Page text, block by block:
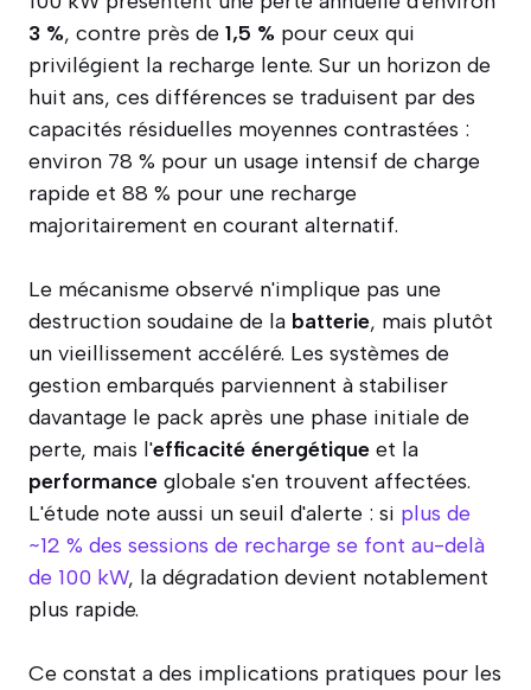
3 %, contre près de 1,5 % pour ceux qui
privilégient la recharge lente. Sur un horizon de
huit ans, ces différences se traduisent par des
capacités résiduelles moyennes contrastées :
environ 78 % pour un usage intensif de charge
rapide et 88 % pour une recharge
majoritairement en courant alternatif.
Le mécanisme observé n'implique pas une
destruction soudaine de la batterie, mais plutôt
un vieillissement accéléré. Les systèmes de
gestion embarqués parviennent à stabiliser
davantage le pack après une phase initiale de
perte, mais l'efficacité énergétique et la
performance globale s'en trouvent affectées.
L'étude note aussi un seuil d'alerte : si plus de
~12 % des sessions de recharge se font au-delà
de 100 kW, la dégradation devient notablement
plus rapide.
Ce constat a des implications pratiques pour les